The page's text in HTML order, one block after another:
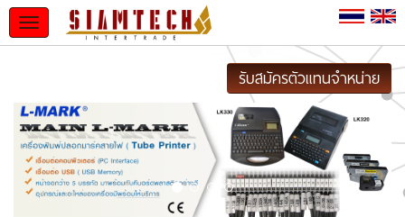
Toggle
รับสมัครตัวแทนจำหน่าย